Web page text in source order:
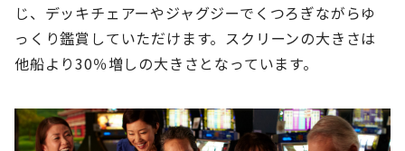
じ、デッキチェアーやジャグジーでくつろぎながらゆ
っくり鑑賞していただけます。スクリーンの大きさは
他船より30％増しの大きさとなっています。